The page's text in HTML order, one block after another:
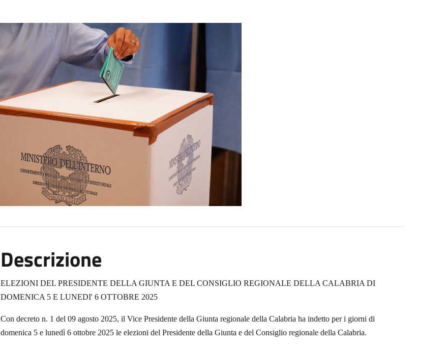
Descrizione
ELEZIONI DEL PRESIDENTE DELLA GIUNTA E DEL CONSIGLIO REGIONALE DELLA CALABRIA DI
DOMENICA 5 E LUNEDI' 6 OTTOBRE 2025
Con decreto n. 1 del 09 agosto 2025, il Vice Presidente della Giunta regionale della Calabria ha indetto per i giorni di
domenica 5 e lunedì 6 ottobre 2025 le elezioni del Presidente della Giunta e del Consiglio regionale della Calabria.